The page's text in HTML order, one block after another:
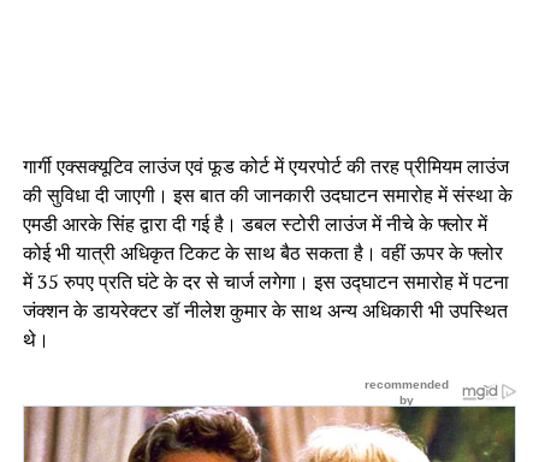
गार्गी एक्सक्यूटिव लाउंज एवं फूड कोर्ट में एयरपोर्ट की तरह प्रीमियम लाउंज
की सुविधा दी जाएगी। इस बात की जानकारी उदघाटन समारोह में संस्था के
एमडी आरके सिंह द्वारा दी गई है। डबल स्टोरी लाउंज में नीचे के फ्लोर में
कोई भी यात्री अधिकृत टिकट के साथ बैठ सकता है। वहीं ऊपर के फ्लोर
में 35 रुपए प्रति घंटे के दर से चार्ज लगेगा। इस उद्घाटन समारोह में पटना
जंक्शन के डायरेक्टर डॉ नीलेश कुमार के साथ अन्य अधिकारी भी उपस्थित
थे।